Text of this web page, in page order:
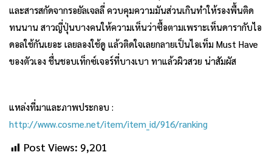
และสารสกัดจากรอยัลเจลลี่ ควบคุมความมันส่วนเกินทำให้รองพื้นติด
ทนนาน สาวญี่ปุ่นบางคนให้ความเห็นว่าซื้อตามเพราะเห็นดารากับไอ
ดอลใช้กันเยอะ เลยลองใช้ดู แล้วติดใจเลยกลายเป็นไอเท็ม Must Have
ของตัวเอง ชื่นชอบเท็กซ์เจอร์ที่บางเบา ทาแล้วผิวสวย น่าสัมผัส
แหล่งที่มาและภาพประกอบ :
http://www.cosme.net/item/item_id/916/ranking
Post Views: 9,201